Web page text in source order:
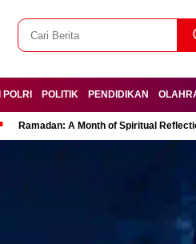
POLRI POLITIK PENDIDIKAN
Ramadan: A Month of Spiritual